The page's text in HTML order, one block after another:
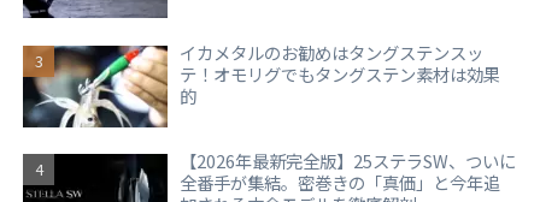
イカメタルのお勧めはタングステンスッ
テ！オモリグでもタングステン素材は効果
的
【2026年最新完全版】25ステラSW、ついに
全番手が集結。密巻きの「真価」と今年追